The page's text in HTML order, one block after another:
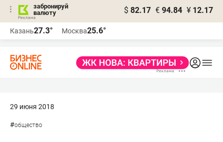
забронируй
валюту
$ 82.17 € 94.84 ¥ 12.17
Казань27.3° Москва25.6°
29 июня 2018
#общество